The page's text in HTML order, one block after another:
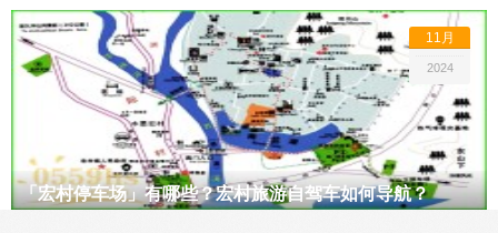
「宏村停车场」有哪些？宏村旅游自驾车如何导航？
11月
2024